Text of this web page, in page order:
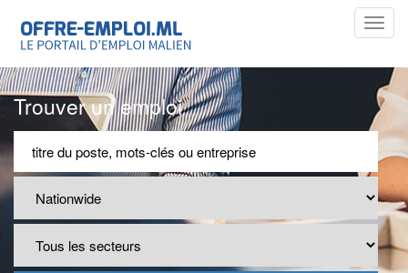
Trouver un emploi